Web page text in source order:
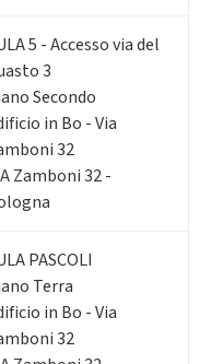
5 - Accesso via del
3
Secondo
in Bo - Via
32
Zamboni 32 -
PASCOLI
Terra
in Bo - Via
32